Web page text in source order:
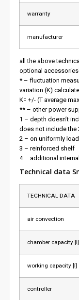
warranty
manufacturer
all the above
optional
* – fluctuation
variation (K)
K= +/- (T average
** – other power
1 – depth doesn’t
does not include the
2 – on uniformly
3 – reinforced shelf
4 – additional
Technical data
TECHNICAL DATA
air convection
chamber capacity [l]
working capacity [l]
controller